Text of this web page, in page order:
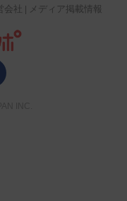
会社 メディア掲載情報